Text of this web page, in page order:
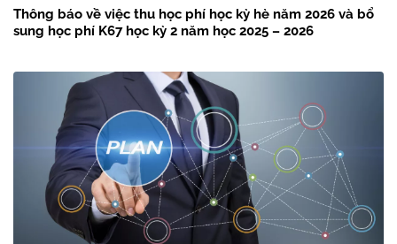
Thông báo về việc thu học phí học kỳ hè năm 2026 và bổ
sung học phí K67 học kỳ 2 năm học 2025 – 2026